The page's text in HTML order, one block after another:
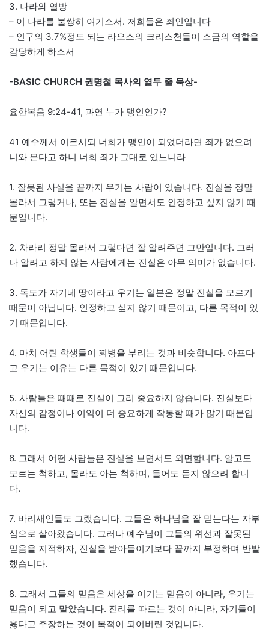
3. 나라와 열방
– 이 나라를 불쌍히 여기소서. 저희들은 죄인입니다
– 인구의 3.7%정도 되는 라오스의 크리스천들이 소금의 역할을
감당하게 하소서
-BASIC CHURCH 권명철 목사의 열두 줄 묵상-
요한복음 9:24-41, 과연 누가 맹인인가?
41 예수께서 이르시되 너희가 맹인이 되었더라면 죄가 없으려
니와 본다고 하니 너희 죄가 그대로 있느니라
1. 잘못된 사실을 끝까지 우기는 사람이 있습니다. 진실을 정말
몰라서 그렇거나, 또는 진실을 알면서도 인정하고 싶지 않기 때
문입니다.
2. 차라리 정말 몰라서 그렇다면 잘 알려주면 그만입니다. 그러
나 알려고 하지 않는 사람에게는 진실은 아무 의미가 없습니다.
3. 독도가 자기네 땅이라고 우기는 일본은 정말 진실을 모르기
때문이 아닙니다. 인정하고 싶지 않기 때문이고, 다른 목적이 있
기 때문입니다.
4. 마치 어린 학생들이 꾀병을 부리는 것과 비슷합니다. 아프다
고 우기는 이유는 다른 목적이 있기 때문입니다.
5. 사람들은 때때로 진실이 그리 중요하지 않습니다. 진실보다
자신의 감정이나 이익이 더 중요하게 작동할 때가 많기 때문입
니다.
6. 그래서 어떤 사람들은 진실을 보면서도 외면합니다. 알고도
모르는 척하고, 몰라도 아는 척하며, 들어도 듣지 않으려 합니
다.
7. 바리새인들도 그랬습니다. 그들은 하나님을 잘 믿는다는 자부
심으로 살아왔습니다. 그러나 예수님이 그들의 위선과 잘못된
믿음을 지적하자, 진실을 받아들이기보다 끝까지 부정하며 반발
했습니다.
8. 그래서 그들의 믿음은 세상을 이기는 믿음이 아니라, 우기는
믿음이 되고 말았습니다. 진리를 따르는 것이 아니라, 자기들이
옳다고 주장하는 것이 목적이 되어버린 것입니다.